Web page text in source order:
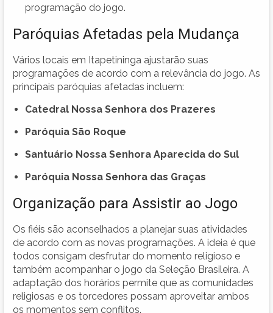
programação do jogo.
Paróquias Afetadas pela Mudança
Vários locais em Itapetininga ajustarão suas
programações de acordo com a relevância do jogo. As
principais paróquias afetadas incluem:
Catedral Nossa Senhora dos Prazeres
Paróquia São Roque
Santuário Nossa Senhora Aparecida do Sul
Paróquia Nossa Senhora das Graças
Organização para Assistir ao Jogo
Os fiéis são aconselhados a planejar suas atividades
de acordo com as novas programações. A ideia é que
todos consigam desfrutar do momento religioso e
também acompanhar o jogo da Seleção Brasileira. A
adaptação dos horários permite que as comunidades
religiosas e os torcedores possam aproveitar ambos
os momentos sem conflitos.